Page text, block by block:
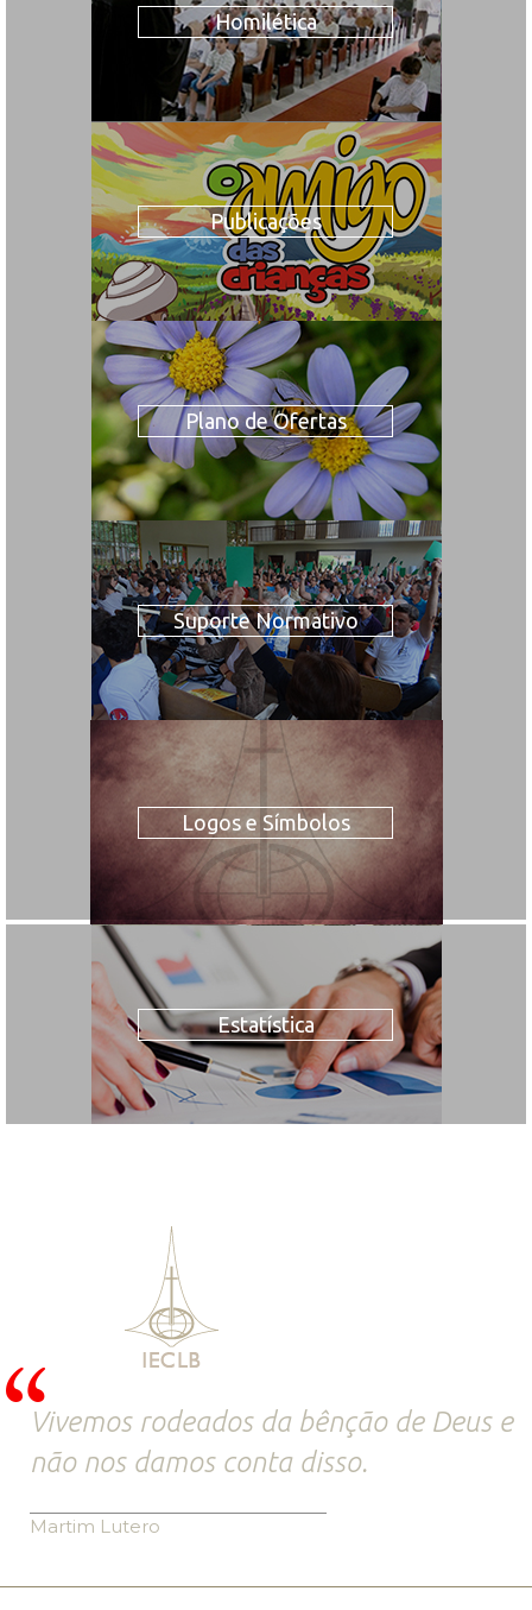
Homilética
Publicações
Plano de Ofertas
Suporte Normativo
Logos e Símbolos
Estatística
Vivemos rodeados da bênção de Deus e
não nos damos conta disso.
Martim Lutero